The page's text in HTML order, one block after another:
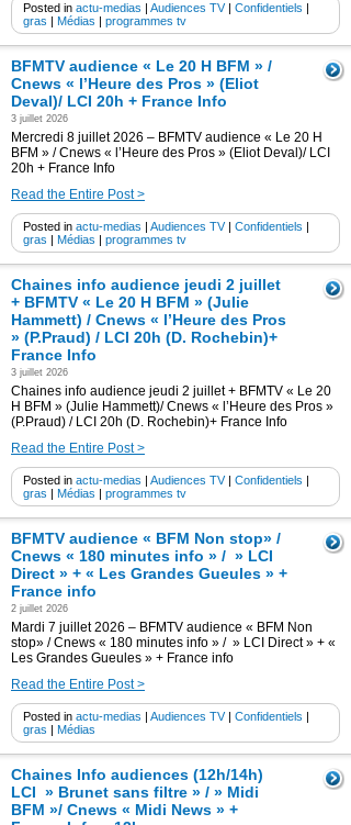
Posted in actu-medias | Audiences TV| Confidentiels |
gras | Médias | programmes tv
BFMTV audience « Le 20 H BFM » /
Cnews « l’Heure des Pros » (Eliot
Deval)/ LCI 20h + France Info
3 juillet 2026
Mercredi 8 juillet 2026 – BFMTV audience « Le 20 H
BFM » / Cnews « l’Heure des Pros » (Eliot Deval)/ LCI
20h + France Info
Read the Entire Post >
Posted in actu-medias | Audiences TV| Confidentiels |
gras | Médias | programmes tv
Chaines info audience jeudi 2 juillet
+ BFMTV « Le 20 H BFM » (Julie
Hammett) / Cnews « l’Heure des Pros
» (P.Praud) / LCI 20h (D. Rochebin)+
France Info
3 juillet 2026
Chaines info audience jeudi 2 juillet + BFMTV « Le 20
H BFM » (Julie Hammett)/ Cnews « l’Heure des Pros »
(P.Praud) / LCI 20h (D. Rochebin)+ France Info
Read the Entire Post >
Posted in actu-medias | Audiences TV| Confidentiels |
gras | Médias | programmes tv
BFMTV audience « BFM Non stop» /
Cnews « 180 minutes info » / » LCI
Direct » + « Les Grandes Gueules » +
France info
2 juillet 2026
Mardi 7 juillet 2026 – BFMTV audience « BFM Non
stop» / Cnews « 180 minutes info » / » LCI Direct » + «
Les Grandes Gueules » + France info
Read the Entire Post >
Posted in actu-medias | Audiences TV| Confidentiels |
gras | Médias
Chaines Info audiences (12h/14h)
LCI » Brunet sans filtre » / » Midi
BFM »/ Cnews « Midi News » +